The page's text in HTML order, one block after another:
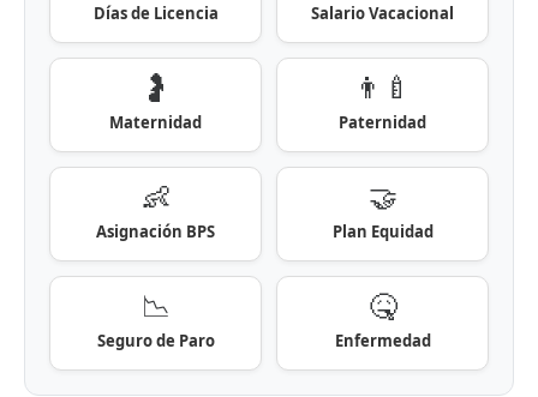
Días de Licencia Salario Vacacional
🤰
Maternidad
👨‍🍼
Paternidad
👶
Asignación BPS
🤝
Plan Equidad
📉
Seguro de Paro
🤒
Enfermedad